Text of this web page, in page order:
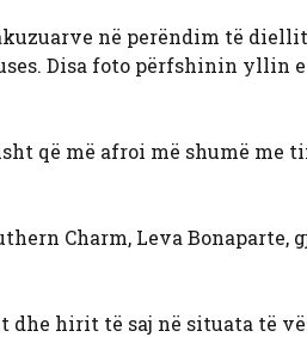
në perëndim të
Disa foto përfshinin
që më afroi më shumë me
Charm, Leva Bonaparte,
hirit të saj në situata të